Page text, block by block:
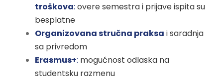
troškova: overe semestra i prijave ispita su
besplatne
Organizovana stručna praksa i saradnja
sa privredom
Erasmus+: mogućnost odlaska na
studentsku razmenu